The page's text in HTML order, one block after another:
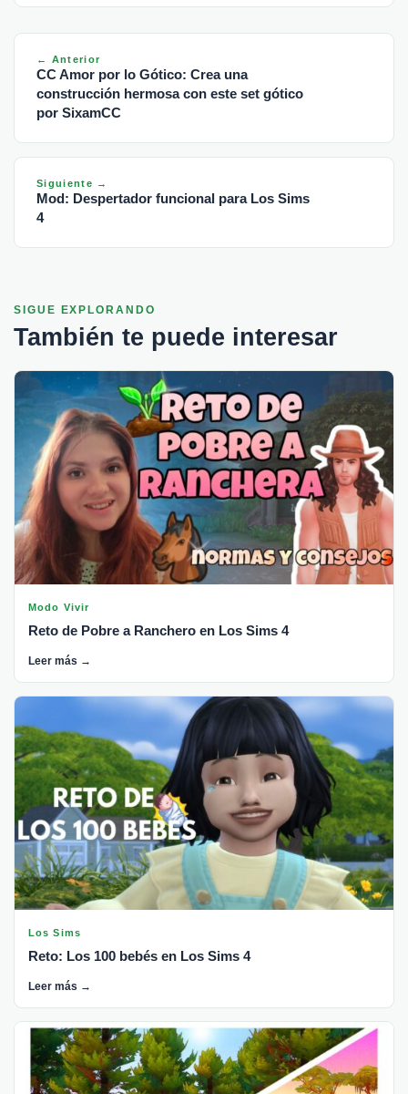
← Anterior
CC Amor por lo Gótico: Crea una
construcción hermosa con este set gótico
por SixamCC
Siguiente →
Mod: Despertador funcional para Los Sims
4
SIGUE EXPLORANDO
También te puede interesar
Modo Vivir
Reto de Pobre a Ranchero en Los Sims 4
Leer más →
Los Sims
Reto: Los 100 bebés en Los Sims 4
Leer más →